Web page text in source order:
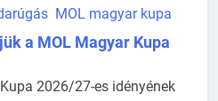
MOL magyar kupa
a MOL Magyar Kupa
2026/27-es idényének